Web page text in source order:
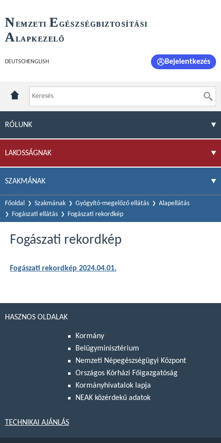
NEMZETI E GÉSZSÉGBIZTOSÍTÁSI
ALAPKEZELŐ
DEUTSCH ENGLISH Bejelentkezés
RÓLUNK
LAKOSSÁGNAK
SZAKMÁNAK
Főoldal Szakmának Gyógyító-megelőző ellátás
Alapellátás
Fogászati ellátás
Fogászati rekordkép
Fogászati rekordkép
Fogászati rekordkép 2024.04.01.
HASZNOS OLDALAK
Kormány
Belügyminisztérium
Nemzeti Népegészségügyi Központ
Országos Kórházi Főigazgatóság
Kormányhivatalok lapja
NEAK közérdekű adatok
TECHNIKAI AJÁNLÁS